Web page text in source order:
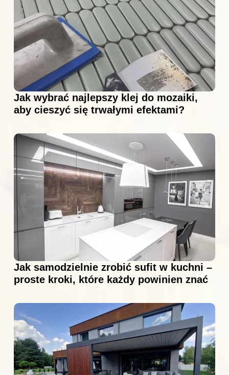
Jak wybrać najlepszy klej do mozaiki,
aby cieszyć się trwałymi efektami?
Jak samodzielnie zrobić sufit w kuchni –
proste kroki, które każdy powinien znać